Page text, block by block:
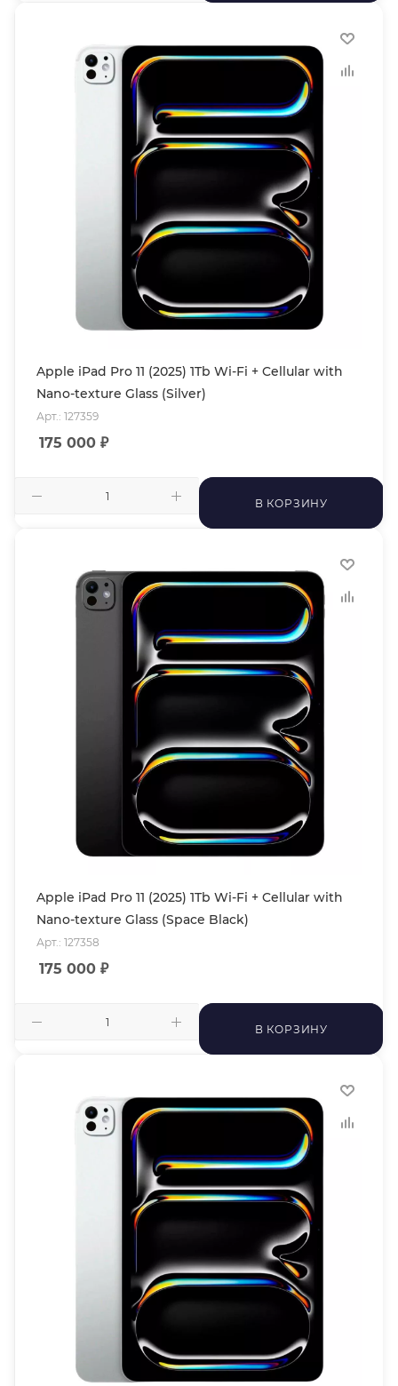
Apple iPad Pro 11 (2025) 1Tb Wi-Fi + Cellular with
Nano-texture Glass (Silver)
Арт.: 127359
175 000 ₽
В КОРЗИНУ
Apple iPad Pro 11 (2025) 1Tb Wi-Fi + Cellular with
Nano-texture Glass (Space Black)
Арт.: 127358
175 000 ₽
В КОРЗИНУ